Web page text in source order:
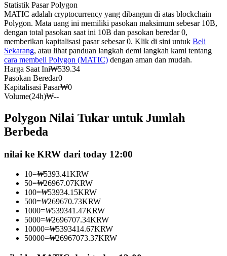
Kontrak berjangka menggunakan USDC sebagai jaminannya
Bergabunglah dengan pedagang top
Menjadi Pedagang Salinan
Statistik Pasar Polygon
MATIC adalah cryptocurrency yang dibangun di atas blockchain
Polygon. Mata uang ini memiliki pasokan maksimum sebesar 10B,
dengan total pasokan saat ini 10B dan pasokan beredar 0,
memberikan kapitalisasi pasar sebesar 0. Klik di sini untuk Beli
Sekarang, atau lihat panduan langkah demi langkah kami tentang
cara membeli Polygon (MATIC) dengan aman dan mudah.
Harga Saat Ini₩539.34
Pasokan Beredar0
Kapitalisasi Pasar₩0
Volume(24h)₩--
Polygon Nilai Tukar untuk Jumlah
Berbeda
nilai ke KRW dari today 12:00
10=₩5393.41KRW
50=₩26967.07KRW
100=₩53934.15KRW
500=₩269670.73KRW
1000=₩539341.47KRW
5000=₩2696707.34KRW
10000=₩5393414.67KRW
50000=₩26967073.37KRW